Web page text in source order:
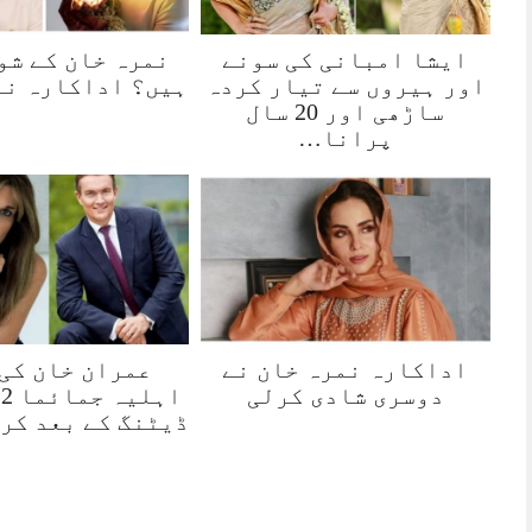
ایشا امبانی کی سونے
اور ہیروں سے تیار کردہ
ساڑھی اور 20 سال
پرانا…
نمرہ خان کے
ہیں؟ اداکارہ
اداکارہ نمرہ خان نے
دوسری شادی کرلی
عمران خان
ڈیٹنگ کے بعد